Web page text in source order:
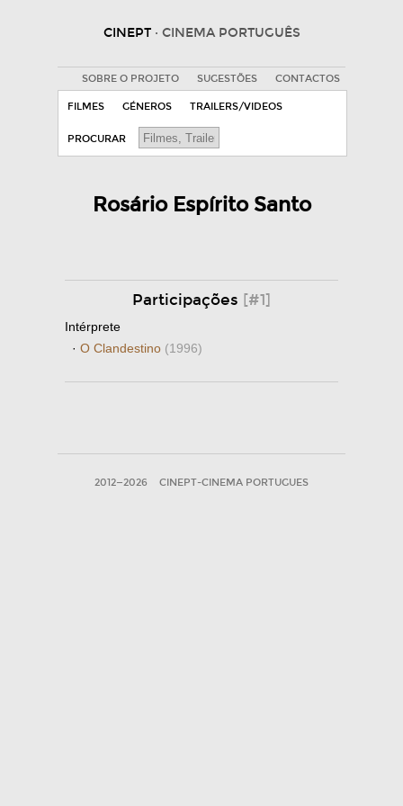
CINEPT · CINEMA PORTUGUÊS
SOBRE O PROJETO SUGESTÕES CONTACTOS
FILMES GÉNEROS TRAILERS/VIDEOS
PROCURAR
Rosário Espírito Santo
Participações [#1]
Intérprete
· O Clandestino (1996)
2012—2026 CINEPT-CINEMA PORTUGUES